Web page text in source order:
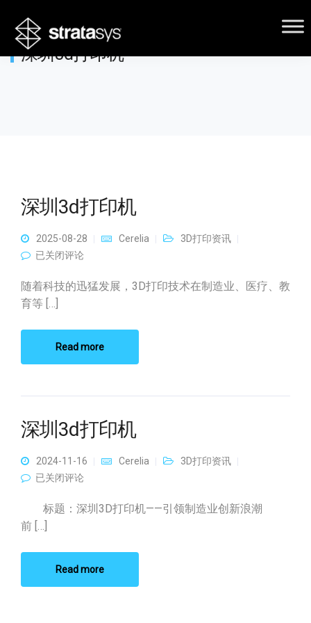
深圳3d打印机
深圳3d打印机
2025-08-28 Cerelia
3D打印资讯
深圳3d打印机
已关闭评论
随着科技的迅猛发展，3D打印技术在制造业、医疗、教
育等 […]
Read more
深圳3d打印机
2024-11-16 Cerelia
3D打印资讯
深圳3d打印机
已关闭评论
标题：深圳3D打印机——引领制造业创新浪潮
前 […]
Read more